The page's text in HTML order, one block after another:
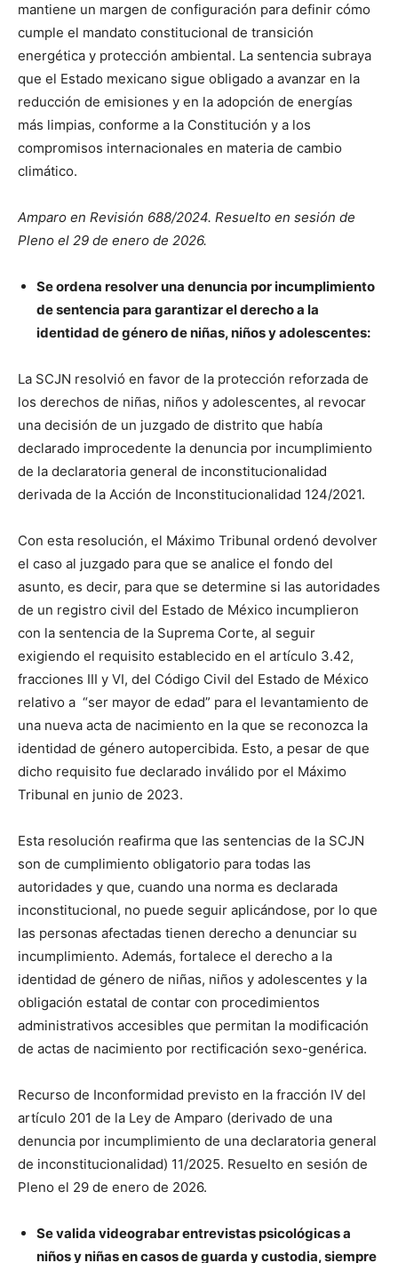
mantiene un margen de configuración para definir cómo
cumple el mandato constitucional de transición
energética y protección ambiental. La sentencia subraya
que el Estado mexicano sigue obligado a avanzar en la
reducción de emisiones y en la adopción de energías
más limpias, conforme a la Constitución y a los
compromisos internacionales en materia de cambio
climático.
Amparo en Revisión 688/2024. Resuelto en sesión de
Pleno el 29 de enero de 2026.
Se ordena resolver una denuncia por incumplimiento
de sentencia para garantizar el derecho a la
identidad de género de niñas, niños y adolescentes:
La SCJN resolvió en favor de la protección reforzada de
los derechos de niñas, niños y adolescentes, al revocar
una decisión de un juzgado de distrito que había
declarado improcedente la denuncia por incumplimiento
de la declaratoria general de inconstitucionalidad
derivada de la Acción de Inconstitucionalidad 124/2021.
Con esta resolución, el Máximo Tribunal ordenó devolver
el caso al juzgado para que se analice el fondo del
asunto, es decir, para que se determine si las autoridades
de un registro civil del Estado de México incumplieron
con la sentencia de la Suprema Corte, al seguir
exigiendo el requisito establecido en el artículo 3.42,
fracciones III y VI, del Código Civil del Estado de México
relativo a “ser mayor de edad” para el levantamiento de
una nueva acta de nacimiento en la que se reconozca la
identidad de género autopercibida. Esto, a pesar de que
dicho requisito fue declarado inválido por el Máximo
Tribunal en junio de 2023.
Esta resolución reafirma que las sentencias de la SCJN
son de cumplimiento obligatorio para todas las
autoridades y que, cuando una norma es declarada
inconstitucional, no puede seguir aplicándose, por lo que
las personas afectadas tienen derecho a denunciar su
incumplimiento. Además, fortalece el derecho a la
identidad de género de niñas, niños y adolescentes y la
obligación estatal de contar con procedimientos
administrativos accesibles que permitan la modificación
de actas de nacimiento por rectificación sexo-genérica.
Recurso de Inconformidad previsto en la fracción IV del
artículo 201 de la Ley de Amparo (derivado de una
denuncia por incumplimiento de una declaratoria general
de inconstitucionalidad) 11/2025. Resuelto en sesión de
Pleno el 29 de enero de 2026.
Se valida videograbar entrevistas psicológicas a
niños y niñas en casos de guarda y custodia, siempre